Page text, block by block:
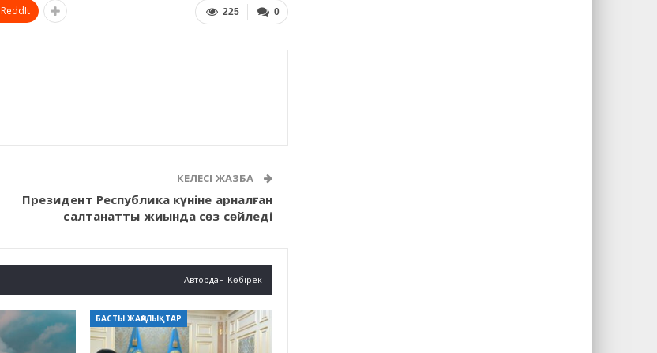
0
225
ReddIt
КЕЛЕСІ ЖАЗБА
Президент Республика күніне арналған
салтанатты жиында сөз сөйледі
Автордан Көбірек
БАСТЫ ЖАҢАЛЫҚТАР